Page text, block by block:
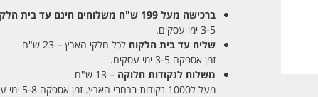
ברכישה מעל 199 ש"ח משלוחים חינם עד בית
3-5 ימי עסקים.
שליח עד בית הלקוח לכל חלקי הארץ – 23 ש"ח
זמן אספקה 3-5 ימי עסקים.
משלוח לנקודות חלוקה – 13 ש"ח
מעל ל1000 נקודות ברחבי הארץ. זמן אספקה 5-8 ימי עסקים.